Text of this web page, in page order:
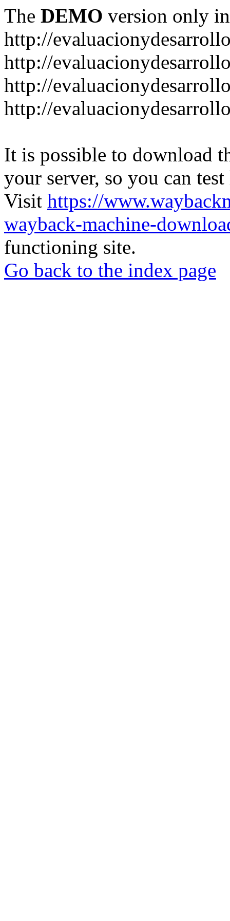
The DEMO version only
http://
http://
http://
http://
It is possible to download
your server, so you can
Visit https://
wayback-machine-
functioning site.
Go back to the index page